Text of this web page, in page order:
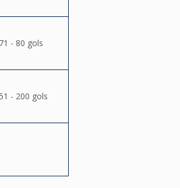
71 - 80 gols
- 200 gols